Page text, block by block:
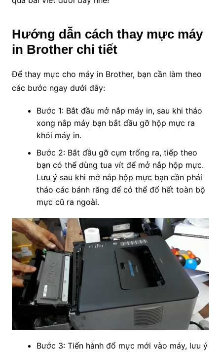
Hướng dẫn cách thay mực máy
in Brother chi tiết
Để thay mực cho máy in Brother, bạn cần làm theo
các bước ngay dưới đây:
Bước 1: Bắt đầu mở nắp máy in, sau khi tháo
xong nắp máy bạn bắt đầu gỡ hộp mực ra
khỏi máy in.
Bước 2: Bắt đầu gỡ cụm trống ra, tiếp theo
bạn có thể dùng tua vít để mở nắp hộp mực.
Lưu ý sau khi mở nắp hộp mực bạn cần phải
tháo các bánh răng để có thể đổ hết toàn bộ
mực cũ ra ngoài.
Bước 3: Tiến hành đổ mực mới vào máy, lưu ý